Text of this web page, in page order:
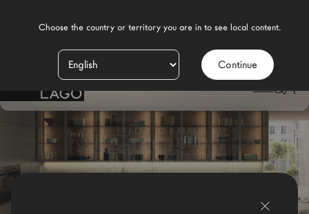
Continue
Produits
Inspiration
Configurateur
Contract
CUISINE AVEC ÎLOT